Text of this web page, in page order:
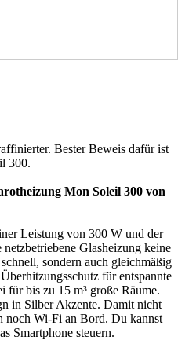
Bester Beweis dafür ist
300.
Mon Soleil 300 von
Leistung von 300 W und der
Glasheizung keine
sondern auch gleichmäßig
für entspannte
für bis zu 15 m³ große Räume.
in Silber Akzente. Damit nicht
noch Wi-Fi an Bord. Du kannst
Smartphone steuern.